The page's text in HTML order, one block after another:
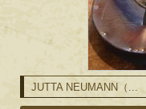
JUTTA NEUMANN（...